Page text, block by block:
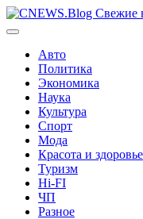
Перейти
к
Авто
Политика
Экономика
Наука
Культура
Спорт
Мода
Красота и здоровье
Туризм
Hi-FI
ЧП
Разное